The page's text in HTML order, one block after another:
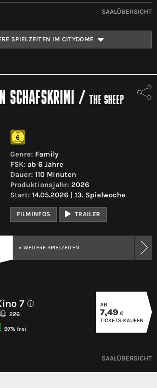
SAALÜBERSICHT
SPIELZEITEN IM CITYDOME
SCHAFSKRIMI / THE SHEEP
Genre: Family
FSK: ab 6 Jahre
Dauer: 110 Minuten
Produktionsjahr: 2026
Start: 14.05.2026 | 13. Spielwoche
FILMINFOS TRAILER
» WEITERE SPIELZEITEN
7 i
226
97% frei
AB
7,49 €
TICKETS KAUFEN
SAALÜBERSICHT